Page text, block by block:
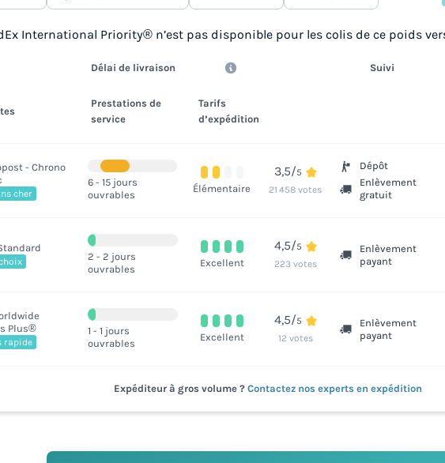
International Priority® n’est pas disponible pour les colis de ce poids
Délai de livraison Suivi
Prestations de
service
Tarifs
d’expédition
- Chrono
cher
6 - 15 jours
ouvrables
Élémentaire
3,5/5
21 458 votes
Dépôt
Enlèvement
gratuit
2 - 2 jours
ouvrables
Excellent
4,5/5
223 votes
Enlèvement
payant
Plus®
rapide
1 - 1 jours
ouvrables
Excellent
4,5/5
12 votes
Enlèvement
payant
Expéditeur à gros volume ? Contactez nos experts en expédition